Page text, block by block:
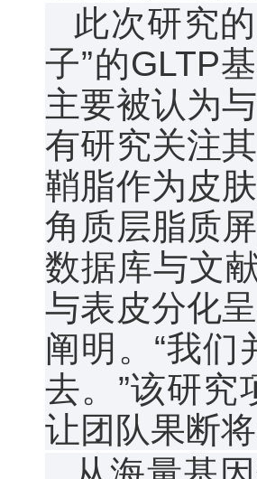
此次研究
子”的GLTP
主要被认为
有研究关注
鞘脂作为皮
角质层脂质
数据库与文
与表皮分化
阐明。“我
去。”该研究
让团队果断